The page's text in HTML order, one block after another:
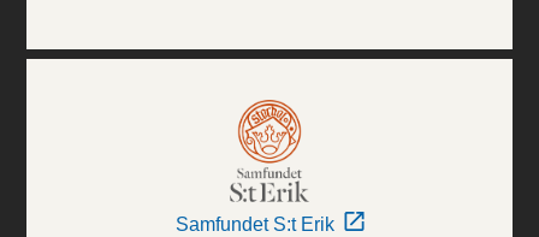
Samfundet S:t Erik